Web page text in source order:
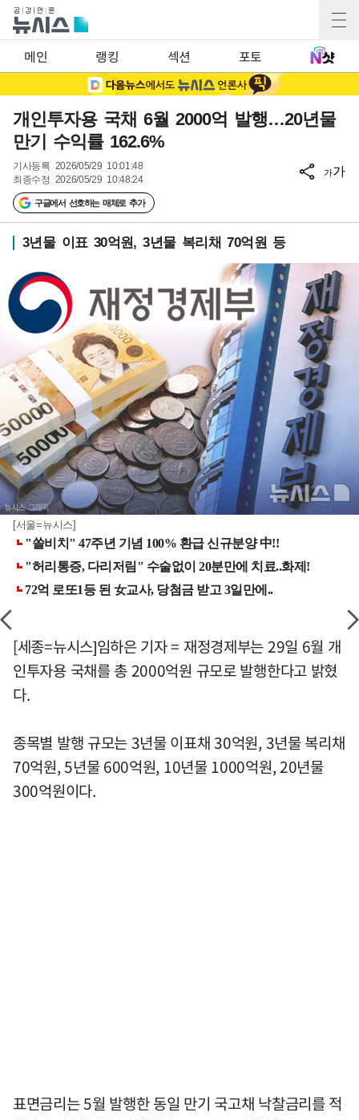
메인 랭킹 섹션 포토
개인투자용 국채 6월 2000억 발행…20년물
만기 수익률 162.6%
기사등록 2026/05/29 10:01:48
최종수정 2026/05/29 10:48:24
구글에서 선호하는 매체로 추가
가가
3년물 이표 30억원, 3년물 복리채 70억원 등
[서울=뉴시스]
[세종=뉴시스]임하은 기자 = 재정경제부는 29일 6월 개
인투자용 국채를 총 2000억원 규모로 발행한다고 밝혔
다.
종목별 발행 규모는 3년물 이표채 30억원, 3년물 복리채
70억원, 5년물 600억원, 10년물 1000억원, 20년물
300억원이다.
표면금리는 5월 발행한 동일 만기 국고채 낙찰금리를 적